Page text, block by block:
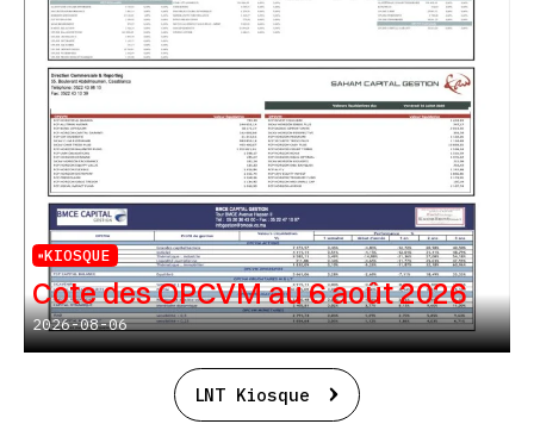
KIOSQUE
Cote des OPCVM au 6 août 2026
2026-08-06
LNT Kiosque